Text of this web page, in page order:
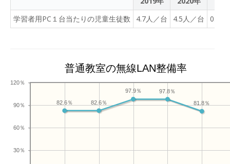
学習者用PC１台当たりの児童生徒数
4.7人／台 4.5人／台 0.7人
普通教室の無線LAN整備率
30％
60％
90％
120％
81.8％
97.8％
97.9％
82.6％
82.6％